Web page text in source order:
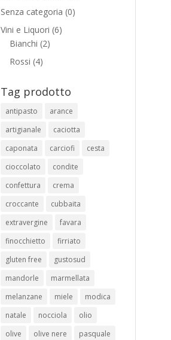
Senza categoria (0)
Vini e Liquori (6)
Bianchi (2)
Rossi (4)
Tag prodotto
antipasto
arance
artigianale
caciotta
caponata
carciofi
cesta
cioccolato
condite
confettura
crema
croccante
cubbaita
extravergine
favara
finocchietto
firriato
gluten free
gustosud
mandorle
marmellata
melanzane
miele
modica
natale
nocciola
olio
olive
olive nere
pasquale